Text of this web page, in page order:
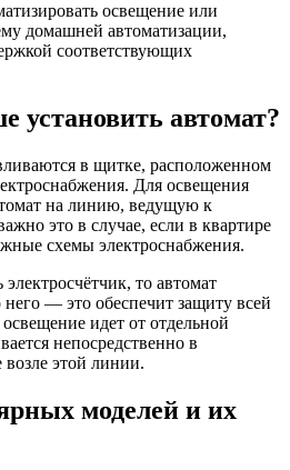
освещение или
домашней автоматизации,
соответствующих
установить автомат?
в щитке, расположенном
Для освещения
на линию, ведущую к
это в случае, если в квартире
схемы электроснабжения.
то автомат
него — это обеспечит защиту всей
идет от отдельной
непосредственно в
этой линии.
моделей и их